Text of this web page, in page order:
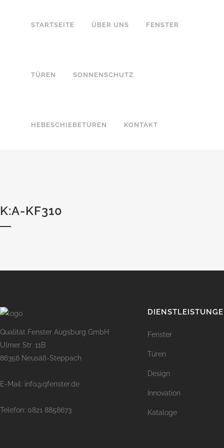
STARTSEITE ÜBER UNS FENSTER
TÜREN SONNENSCHUTZ
HEBESCHIEBETÜREN KONTAKT
K:A-KF310
Qualität Fenster Augsburg GmbH
Ulmer Str. 11B
86356 Neusäß-Steppach
E-Mail: info@qfenster.de
Telefon: 0821 8858673
Fenster
Türen
Design
Innovation
Kataloge